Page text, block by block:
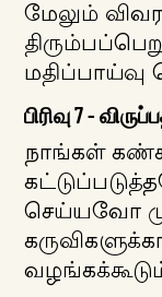
மேலும்
மதிப்பாய்வு
பிரிவு 7 -
நாங்கள்
செய்யவோ